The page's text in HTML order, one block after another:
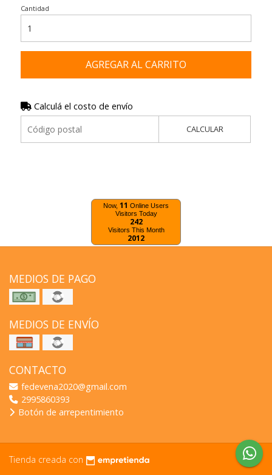
Cantidad
AGREGAR AL CARRITO
Calculá el costo de envío
CALCULAR
Now, 11 Online Users
Visitors Today
242
Visitors This Month
2012
MEDIOS DE PAGO
MEDIOS DE ENVÍO
CONTACTO
fedevena2020@gmail.com
2995860393
Botón de arrepentimiento
Tienda creada con